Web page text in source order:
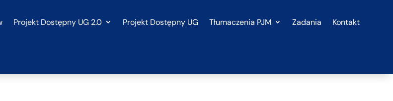
Projekt Dostępny UG 2.0 Projekt Dostępny UG Tłumaczenia PJM Zadania
Kontakt